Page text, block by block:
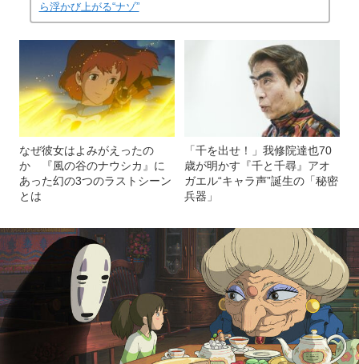
ら浮かび上がる“ナゾ”
なぜ彼女はよみがえったの
か 『風の谷のナウシカ』に
あった幻の3つのラストシーン
とは
「千を出せ！」我修院達也70
歳が明かす『千と千尋』アオ
ガエル“キャラ声”誕生の「秘密
兵器」